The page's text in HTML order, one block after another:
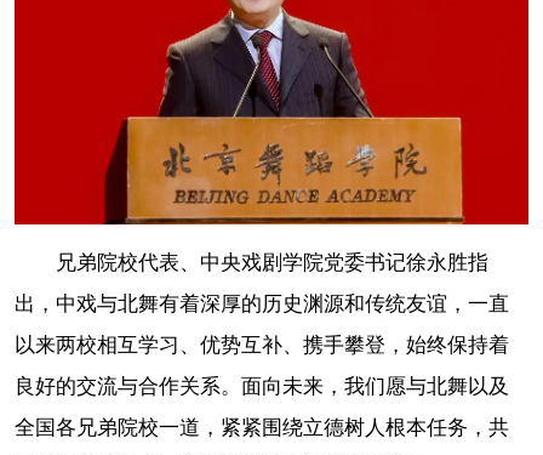
兄弟院校代表、中央戏剧学院党委书记徐永胜指
出，中戏与北舞有着深厚的历史渊源和传统友谊，一直
以来两校相互学习、优势互补、携手攀登，始终保持着
良好的交流与合作关系。面向未来，我们愿与北舞以及
全国各兄弟院校一道，紧紧围绕立德树人根本任务，共